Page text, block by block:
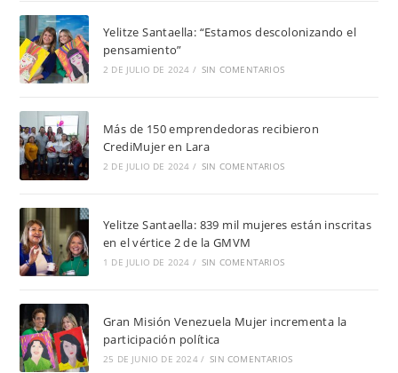
Yelitze Santaella: “Estamos descolonizando el
pensamiento”
2 DE JULIO DE 2024 / SIN COMENTARIOS
Más de 150 emprendedoras recibieron
CrediMujer en Lara
2 DE JULIO DE 2024 / SIN COMENTARIOS
Yelitze Santaella: 839 mil mujeres están inscritas
en el vértice 2 de la GMVM
1 DE JULIO DE 2024 / SIN COMENTARIOS
Gran Misión Venezuela Mujer incrementa la
participación política
25 DE JUNIO DE 2024 / SIN COMENTARIOS